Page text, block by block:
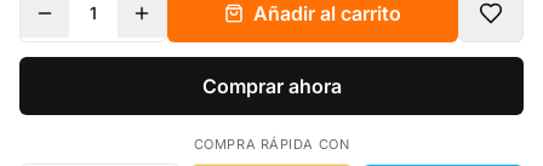
1 Añadir al carrito
Comprar ahora
COMPRA RÁPIDA CON